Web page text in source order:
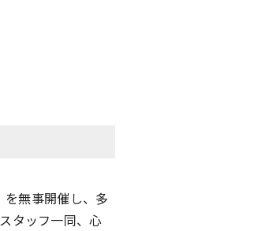
無事開催し、多
タッフ一同、心